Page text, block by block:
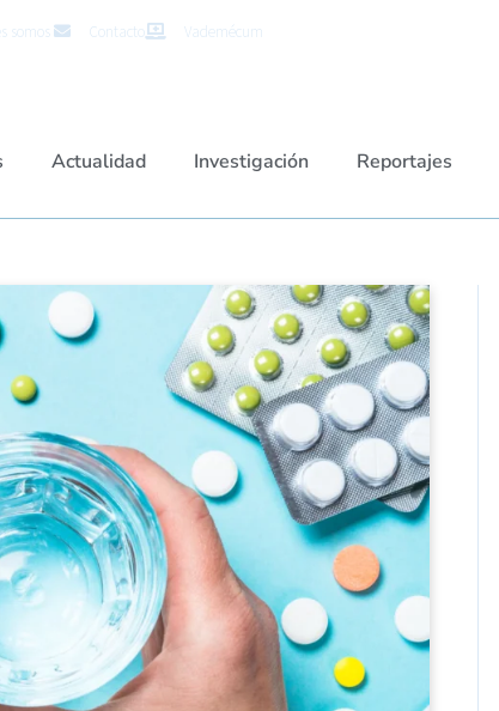
somos Contacto Vademécum
Actualidad Investigación Reportajes